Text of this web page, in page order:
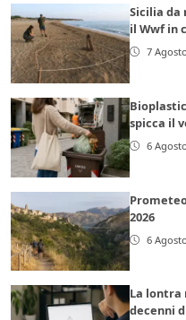
Sicilia
il Wwf in
7
spicca il
6
2026
6
La lontra
decenni